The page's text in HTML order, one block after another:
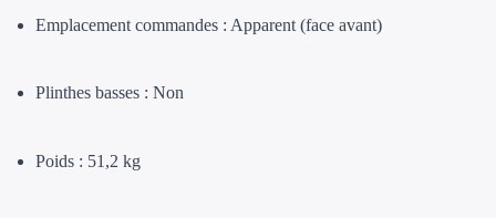
Emplacement commandes : Apparent (face avant)
Plinthes basses : Non
Poids : 51,2 kg